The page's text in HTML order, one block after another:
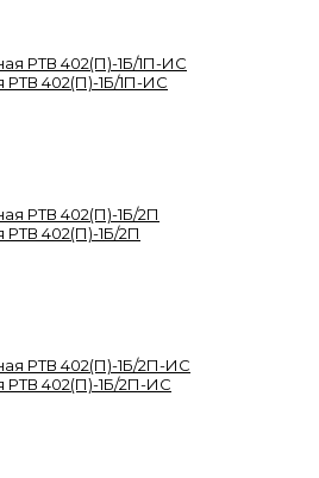
РТВ 402(П)-1Б/1П-ИС
РТВ 402(П)-1Б/2П
РТВ 402(П)-1Б/2П-ИС